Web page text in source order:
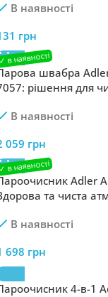
В наявності
грн
швабра
рішення для
В наявності
059 грн
Adler
та чиста
В наявності
698 грн
4-в-1